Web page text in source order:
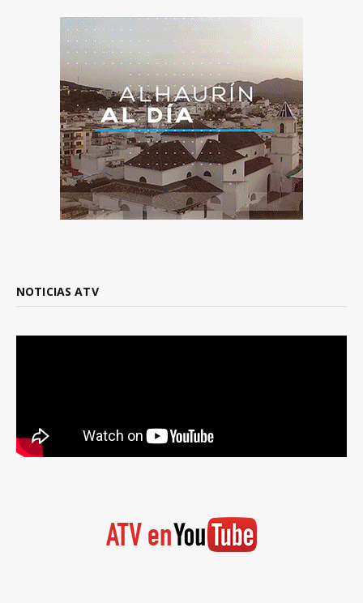
NOTICIAS ATV